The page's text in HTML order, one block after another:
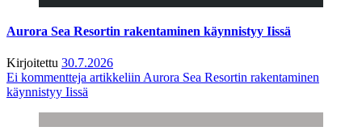
Aurora Sea Resortin rakentaminen käynnistyy Iissä
Kirjoitettu 30.7.2026
Ei kommentteja artikkeliin Aurora Sea Resortin rakentaminen
käynnistyy Iissä